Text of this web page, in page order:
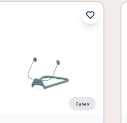
Cybex